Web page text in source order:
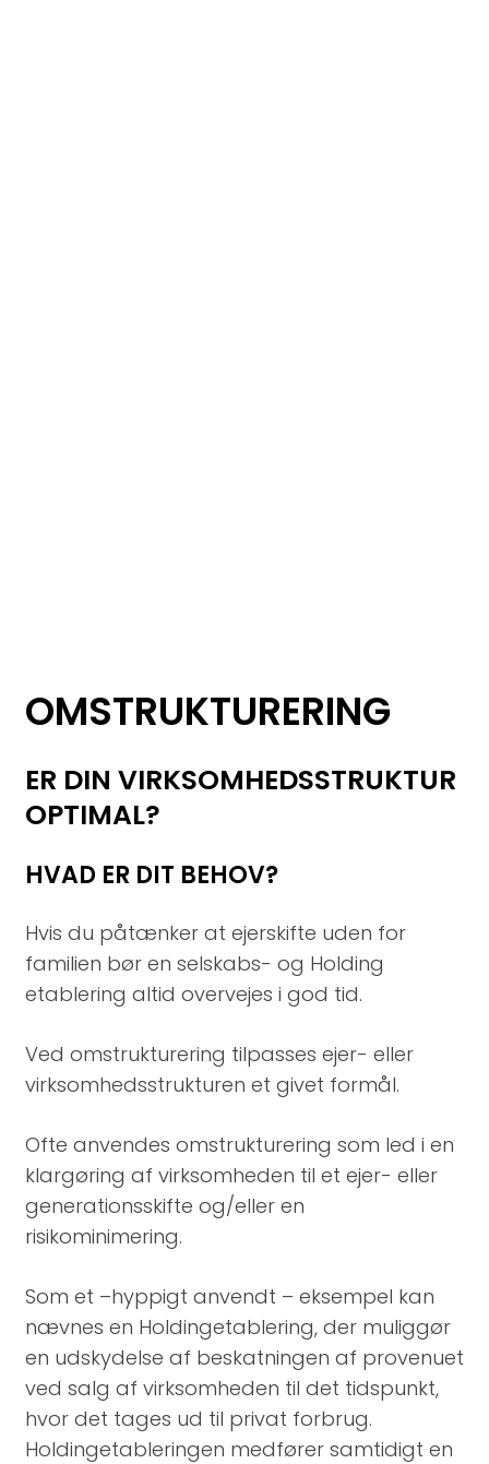
OMSTRUKTURERING
ER DIN VIRKSOMHEDSSTRUKTUR
OPTIMAL?
HVAD ER DIT BEHOV?
Hvis du påtænker at ejerskifte uden for
familien bør en selskabs- og Holding
etablering altid overvejes i god tid.
Ved omstrukturering tilpasses ejer- eller
virksomhedsstrukturen et givet formål.
Ofte anvendes omstrukturering som led i en
klargøring af virksomheden til et ejer- eller
generationsskifte og/eller en
risikominimering.
Som et –hyppigt anvendt – eksempel kan
nævnes en Holdingetablering, der muliggør
en udskydelse af beskatningen af provenuet
ved salg af virksomheden til det tidspunkt,
hvor det tages ud til privat forbrug.
Holdingetableringen medfører samtidigt en